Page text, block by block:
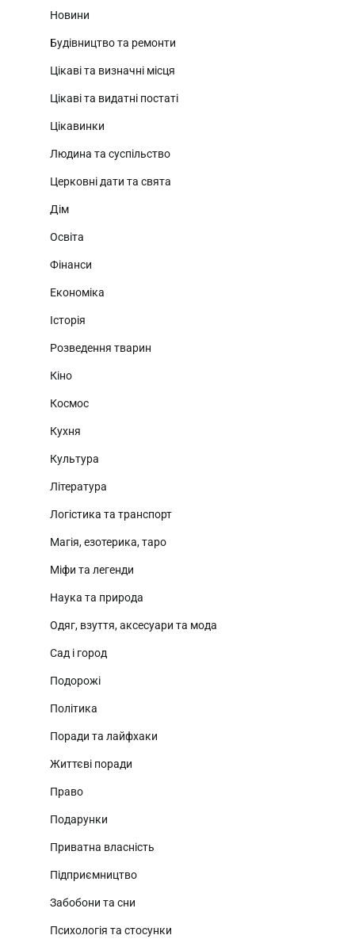
Новини
Будівництво та ремонти
Цікаві та визначні місця
Цікаві та видатні постаті
Цікавинки
Людина та суспільство
Церковні дати та свята
Дім
Освіта
Фінанси
Економіка
Історія
Розведення тварин
Кіно
Космос
Кухня
Культура
Література
Логістика та транспорт
Магія, езотерика, таро
Міфи та легенди
Наука та природа
Одяг, взуття, аксесуари та мода
Сад і город
Подорожі
Політика
Поради та лайфхаки
Життєві поради
Право
Подарунки
Приватна власність
Підприємництво
Забобони та сни
Психологія та стосунки